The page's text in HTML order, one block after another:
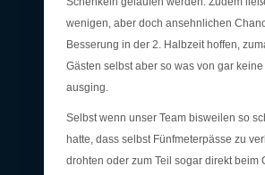
wenigen, aber doch ansehnlichen
Besserung in der 2. Halbzeit hoffen,
Gästen selbst aber so was von gar
ausging.
Selbst wenn unser Team bisweilen so
hatte, dass selbst Fünfmeterpässe zu
drohten oder zum Teil sogar direkt beim